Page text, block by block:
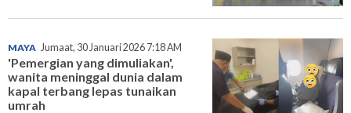
MAYA Jumaat, 30 Januari 2026 7:18 AM
'Pemergian yang dimuliakan',
wanita meninggal dunia dalam
kapal terbang lepas tunaikan
umrah